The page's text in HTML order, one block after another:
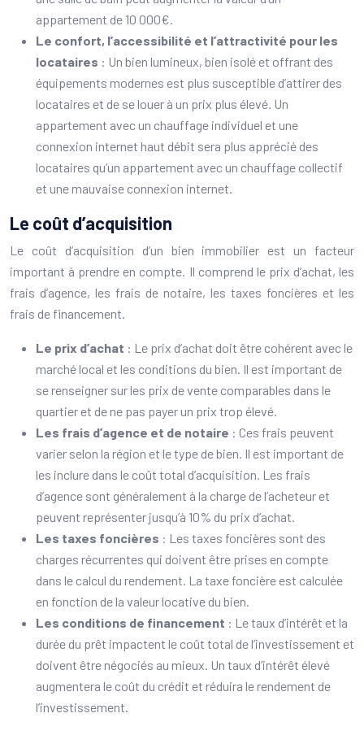
appartement de 10 000€.
Le confort, l’accessibilité et l’attractivité pour les
locataires : Un bien lumineux, bien isolé et offrant des
équipements modernes est plus susceptible d’attirer des
locataires et de se louer à un prix plus élevé. Un
appartement avec un chauffage individuel et une
connexion internet haut débit sera plus apprécié des
locataires qu’un appartement avec un chauffage collectif
et une mauvaise connexion internet.
Le coût d’acquisition
Le coût d’acquisition d’un bien immobilier est un facteur
important à prendre en compte. Il comprend le prix d’achat, les
frais d’agence, les frais de notaire, les taxes foncières et les
frais de financement.
Le prix d’achat : Le prix d’achat doit être cohérent avec le
marché local et les conditions du bien. Il est important de
se renseigner sur les prix de vente comparables dans le
quartier et de ne pas payer un prix trop élevé.
Les frais d’agence et de notaire : Ces frais peuvent
varier selon la région et le type de bien. Il est important de
les inclure dans le coût total d’acquisition. Les frais
d’agence sont généralement à la charge de l’acheteur et
peuvent représenter jusqu’à 10% du prix d’achat.
Les taxes foncières : Les taxes foncières sont des
charges récurrentes qui doivent être prises en compte
dans le calcul du rendement. La taxe foncière est calculée
en fonction de la valeur locative du bien.
Les conditions de financement : Le taux d’intérêt et la
durée du prêt impactent le coût total de l’investissement et
doivent être négociés au mieux. Un taux d’intérêt élevé
augmentera le coût du crédit et réduira le rendement de
l’investissement.